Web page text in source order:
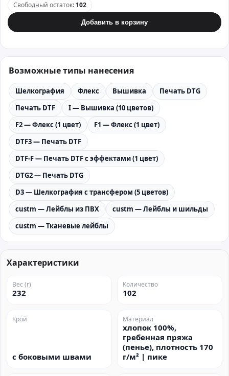
Свободный остаток: 102
Добавить в корзину
Возможные типы нанесения
Шелкография Флекс Вышивка
Печать DTG
Печать DTF
I — Вышивка (10 цветов)
F2 — Флекс (1 цвет)
F1 — Флекс (1 цвет)
DTF3 — Печать DTF
DTF-F — Печать DTF с эффектами (1 цвет)
DTG2 — Печать DTG
D3 — Шелкография с трансфером (5 цветов)
custm — Лейблы из ПВХ
custm — Лейблы и шильды
custm — Тканевые лейблы
Характеристики
Вес (г)
232
Количество
102
Крой
с боковыми швами
Материал
хлопок 100%,
гребенная пряжа
(пенье), плотность 170
г/м² | пике